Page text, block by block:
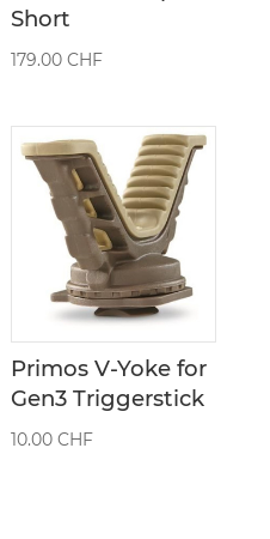
Short
179.00CHF
Primos V-Yoke for
Gen3 Triggerstick
10.00CHF